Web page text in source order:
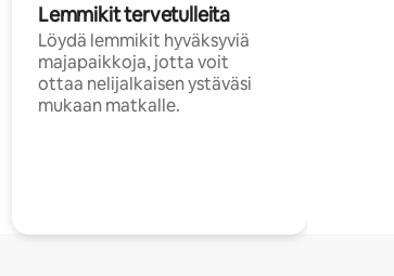
Lemmikit tervetulleita
Löydä lemmikit hyväksyviä
majapaikkoja, jotta voit
ottaa nelijalkaisen ystäväsi
mukaan matkalle.